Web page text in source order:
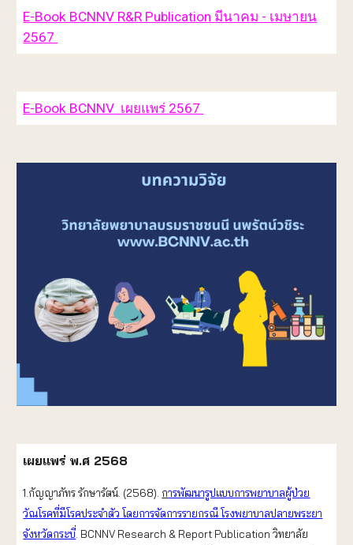
E-Book BCNNV R&R Publication มีนาคม - เมษายน
2567
E-Book BCNNV เผยแพร่ 2567
เผยแพร่ พ.ศ 2568
1.กัญญาภัทร รักษารัตน์. (2568). การพัฒนารูปแบบการพยาบาลผู้ป่วย
วัณโรคที่มีโรคประจำตัว โดยการจัดการรายกรณี โรงพยาบาลปลายพระยา
จังหวัดกระบี่ BCNNV Research & Report Publication วิทยาลัย